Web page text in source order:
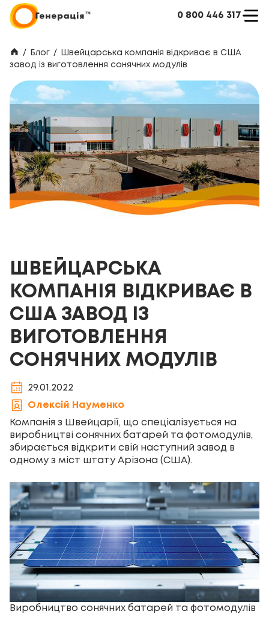
0 800 446 317
/ Блог /
Швейцарська компанія відкриває в США
завод із виготовлення сонячних модулів
ШВЕЙЦАРСЬКА
КОМПАНІЯ ВІДКРИВАЄ В
США ЗАВОД ІЗ
ВИГОТОВЛЕННЯ
СОНЯЧНИХ МОДУЛІВ
29.01.2022
Олексій Науменко
Компанія з Швейцарії, що спеціалізується на
виробництві сонячних батарей та фотомодулів,
збирається відкрити свій наступний завод в
одному з міст штату Арізона (США).
Виробництво сонячних батарей та фотомодулів